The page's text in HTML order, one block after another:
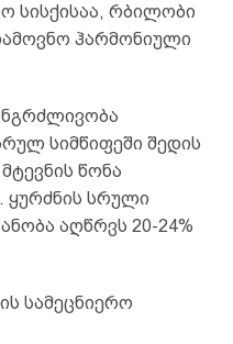
სისქისაა, რბილობი
ჰარმონიული
სიმწიფეში შედის
წონა
ყურძნის სრული
აღწრვს 20-24%
სამეცნიერო